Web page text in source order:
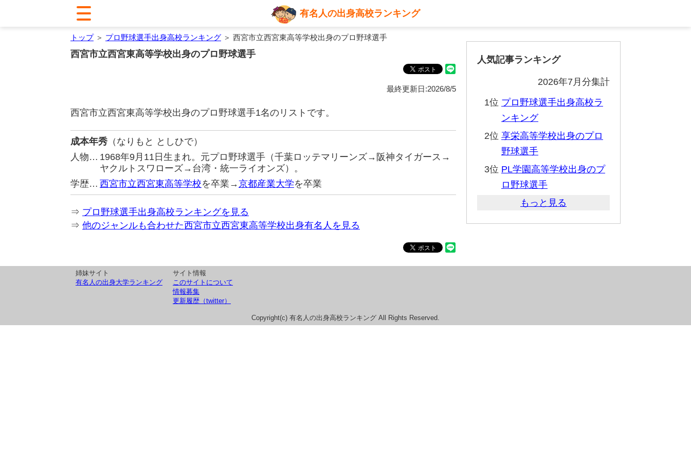
有名人の出身高校ランキング
トップ＞ プロ野球選手出身高校ランキング ＞ 西宮市立西宮東高等学校出身のプロ野球選手
西宮市立西宮東高等学校出身のプロ野球選手
最終更新日:2026/8/5
西宮市立西宮東高等学校出身のプロ野球選手1名のリストです。
成本年秀 （なりもと としひで）
人物… 1968年9月11日生まれ。元プロ野球選手（千葉ロッテマリーンズ→阪神タイガース→
ヤクルトスワローズ→台湾・統一ライオンズ）。
学歴… 西宮市立西宮東高等学校を卒業→京都産業大学を卒業
⇒ プロ野球選手出身高校ランキングを見る
⇒ 他のジャンルも合わせた西宮市立西宮東高等学校出身有名人を見る
人気記事ランキング
2026年7月分集計
1位 プロ野球選手出身高校ラ
ンキング
2位 享栄高等学校出身のプロ
野球選手
3位 PL学園高等学校出身のプ
ロ野球選手
もっと見る
姉妹サイト
有名人の出身大学ランキング
サイト情報
このサイトについて
情報募集
更新履歴（twitter）
Copyright(c) 有名人の出身高校ランキング All Rights Reserved.